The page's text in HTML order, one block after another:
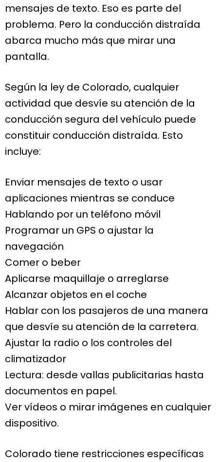
mensajes de texto. Eso es parte del
problema. Pero la conducción distraída
abarca mucho más que mirar una
pantalla.
Según la ley de Colorado, cualquier
actividad que desvíe su atención de la
conducción segura del vehículo puede
constituir conducción distraída. Esto
incluye:
Enviar mensajes de texto o usar
aplicaciones mientras se conduce
Hablando por un teléfono móvil
Programar un GPS o ajustar la
navegación
Comer o beber
Aplicarse maquillaje o arreglarse
Alcanzar objetos en el coche
Hablar con los pasajeros de una manera
que desvíe su atención de la carretera.
Ajustar la radio o los controles del
climatizador
Lectura: desde vallas publicitarias hasta
documentos en papel.
Ver vídeos o mirar imágenes en cualquier
dispositivo.
Colorado tiene restricciones específicas